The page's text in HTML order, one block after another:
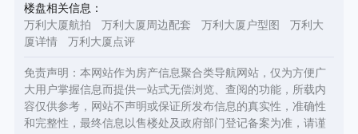
楼盘相关信息：
万利大厦航拍
万利大厦周边配套 万利大厦户型图
万利大
厦详情
万利大厦点评
免责声明：本网站作为房产信息聚合类导航网站，仅为方便广
大用户掌握信息而提供一站式无偿浏览、查阅的功能，所载内
容仅供参考，网站不声明或保证所发布信息的真实性，准确性
和完整性，最终信息以售楼处及政府部门登记备案为准，请谨